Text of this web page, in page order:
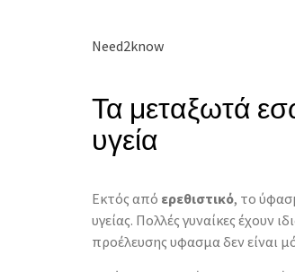
Need2know
Τα μεταξωτά
υγεία
Εκτός από ερεθιστικό, το
υγείας. Πολλές γυναίκες έχουν
προέλευσης υφασμα δεν είναι